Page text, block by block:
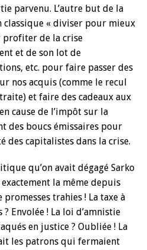
parvenu. L’autre but de la
classique « diviser pour mieux
profiter de la crise
et de son lot de
etc. pour faire passer des
nos acquis (comme le recul
et faire des cadeaux aux
cause de l’impôt sur la
des boucs émissaires pour
des capitalistes dans la crise.
qu’on avait dégagé Sarko
la même depuis
trahies ! La taxe à
Envolée ! La loi d’amnistie
en justice ? Oubliée ! La
les patrons qui fermaient